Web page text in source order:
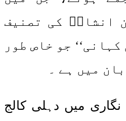
انشاءؔ کی تصنیف
جو خاص طور
میں ہے ۔
میں دہلی کالج